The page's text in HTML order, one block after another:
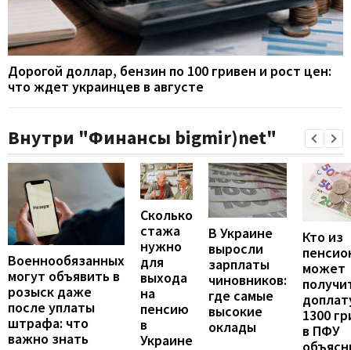
Дорогой доллар, бензин по 100 гривен и рост цен:
что ждет украинцев в августе
Внутри "Финансы bigmir)net"
Военнообязанных
могут объявить в
розыск даже
после уплаты
штрафа: что
важно знать
Сколько
стажа
нужно
для
выхода
на
пенсию
в
Украине
В Украине
выросли
зарплаты
чиновников:
где самые
высокие
оклады
Кто из
может
1300
в ПФУ